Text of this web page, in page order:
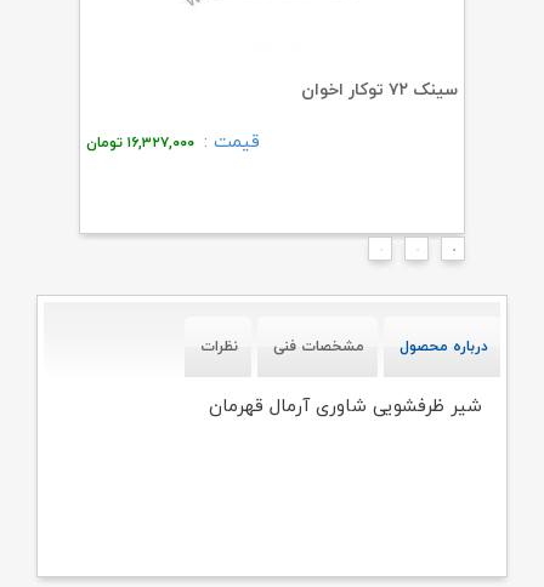
سینک ۷۲ توکار اخوان
قیمت : ۱۶,۳۲۷,۰۰۰ تومان
درباره محصول مشخصات فنی نظرات
شیر ظرفشویی شاوری آرمال قهرمان